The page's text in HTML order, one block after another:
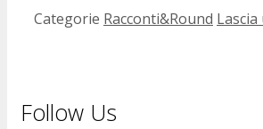
Categorie Racconti&Round
Follow Us